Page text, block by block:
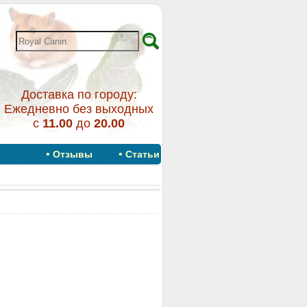
Доставка по городу:
Ежедневно без выходных
с 11.00 до 20.00
• Отзывы • Статьи